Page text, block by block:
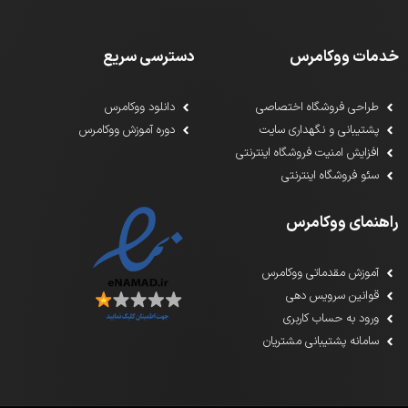
خدمات ووکامرس
طراحی فروشگاه اختصاصی
پشتیبانی و نگهداری سایت
افزایش امنیت فروشگاه اینترنتی
سئو فروشگاه اینترنتی
دسترسی سریع
دانلود ووکامرس
دوره آموزش ووکامرس
راهنمای ووکامرس
آموزش مقدماتی ووکامرس
قوانین سرویس دهی
ورود به حساب کاربری
سامانه پشتیبانی مشتریان